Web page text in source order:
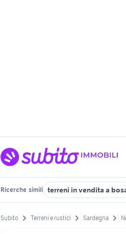
Ricerche simili terreni in vendita a
Subito Terreni e rustici Sardegna